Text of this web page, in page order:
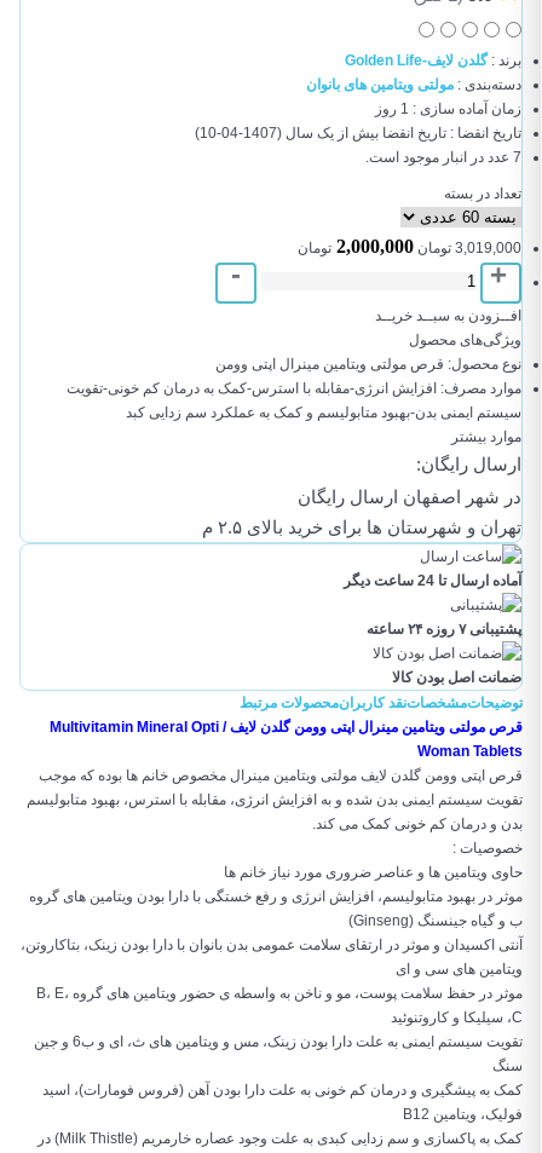
برند : گلدن لایف-Golden Life
دسته‌بندی : مولتی ویتامین های بانوان
زمان آماده سازی : 1 روز
تاریخ انقضا : تاریخ انقضا بیش از یک سال (1407-04-10)
7 عدد در انبار موجود است.
تعداد در بسته
3,019,000 تومان 2,000,000 تومان
+
-
افــزودن به سبــد خریــد
ویژگی‌های محصول
نوع محصول: قرص مولتی ویتامین مینرال اپتی وومن
موارد مصرف: افزایش انرژی-مقابله با استرس-کمک به درمان کم خونی-تقویت
سیستم ایمنی بدن-بهبود متابولیسم و کمک به عملکرد سم زدایی کبد
موارد بیشتر
ارسال رایگان:
در شهر اصفهان ارسال رایگان
تهران و شهرستان ها برای خرید بالای ۲.۵ م
آماده ارسال تا 24 ساعت دیگر
پشتیبانی ۷ روزه ۲۴ ساعته
ضمانت اصل بودن کالا
توضیحاتمشخصاتنقد کاربرانمحصولات مرتبط
قرص مولتی ویتامین مینرال اپتی وومن گلدن لایف / Multivitamin Mineral Opti
Woman Tablets
قرص اپتی وومن گلدن لایف مولتی ویتامین مینرال مخصوص خانم‌ ها بوده که موجب
تقویت سیستم ایمنی بدن شده و به افزایش انرژی، مقابله با استرس، بهبود متابولیسم
بدن و درمان کم خونی کمک می‌ کند.
خصوصیات :
حاوی ویتامین ها و عناصر ضروری مورد نیاز خانم ها
موثر در بهبود متابولیسم، افزایش انرژی و رفع خستگی با دارا بودن ویتامین های گروه
ب و گیاه جینسنگ (Ginseng)
آنتی اکسیدان و موثر در ارتقای سلامت عمومی بدن بانوان با دارا بودن زینک، بتاکاروتن،
ویتامین های سی و ای
موثر در حفظ سلامت پوست، مو و ناخن به واسطه ی حضور ویتامین های گروه B، E،
C، سیلیکا و کاروتنوئید
تقویت سیستم ایمنی به علت دارا بودن زینک، مس و ویتامین های ث، ای و ب6 و جین
سنگ
کمک به پیشگیری و درمان کم خونی به علت دارا بودن آهن (فروس فومارات)، اسید
فولیک، ویتامین B12
کمک به پاکسازی و سم زدایی کبدی به علت وجود عصاره خارمریم (Milk Thistle) در